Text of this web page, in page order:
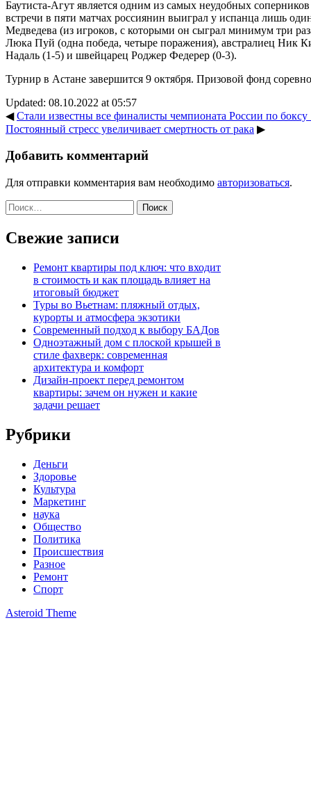
Баутиста-Агут является одним из самых неудобных
встречи в пяти матчах россиянин выиграл у испанца лишь
Медведева (из игроков, с которыми он сыграл минимум три
Люка Пуй (одна победа, четыре поражения), австралиец Ник
Надаль (1-5) и швейцарец Роджер Федерер (0-3).
Турнир в Астане завершится 9 октября. Призовой фонд
Updated: 08.10.2022 at 05:57
◀Стали известны все финалисты чемпионата России по
Постоянный стресс увеличивает смертность от рака ▶
Добавить комментарий
Для отправки комментария вам необходимо авторизоваться.
Найти:
Свежие записи
Ремонт квартиры под ключ: что входит
в стоимость и как площадь влияет на
итоговый бюджет
Туры во Вьетнам: пляжный отдых,
курорты и атмосфера экзотики
Современный подход к выбору БАДов
Одноэтажный дом с плоской крышей в
стиле фахверк: современная
архитектура и комфорт
Дизайн-проект перед ремонтом
квартиры: зачем он нужен и какие
задачи решает
Рубрики
Деньги
Здоровье
Культура
Маркетинг
наука
Общество
Политика
Происшествия
Разное
Ремонт
Спорт
Asteroid Theme